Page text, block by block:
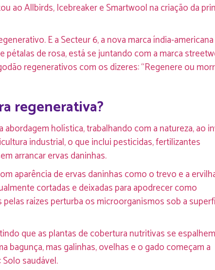
ao Allbirds, Icebreaker e Smartwool na criação da
E a Secteur 6, a nova marca índia-
de rosa, está se juntando com a marca
regenerativos com os dizeres: “Regenere ou
regenerativa?
holística, trabalhando com a natureza, ao
industrial, o que inclui pesticidas, fertilizantes
arrancar ervas daninhas.
aparência de ervas daninhas como o trevo e a
cortadas e deixadas para apodrecer como
raízes perturba os microorganismos sob a
que as plantas de cobertura nutritivas se
bagunça, mas galinhas, ovelhas e o gado começam a
saudável.